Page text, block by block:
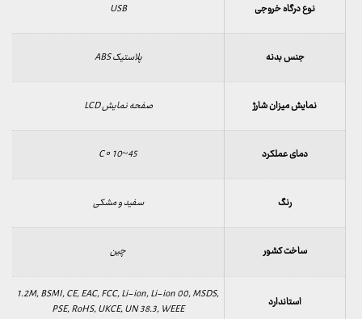
نوع درگاه خروجی USB
جنس بدنه پلاستیک ABS
نمایش میزان شارژ صفحه نمایش LCD
دمای عملکرد 45~10‍‍‍‍ ∘C
رنگ سفید و مشکی
ساخت کشور چین
استاندارد
1.2M, BSMI, CE, EAC, FCC, Li-ion, Li-ion 00, MSDS,
PSE, RoHS, UKCE, UN 38.3, WEEE